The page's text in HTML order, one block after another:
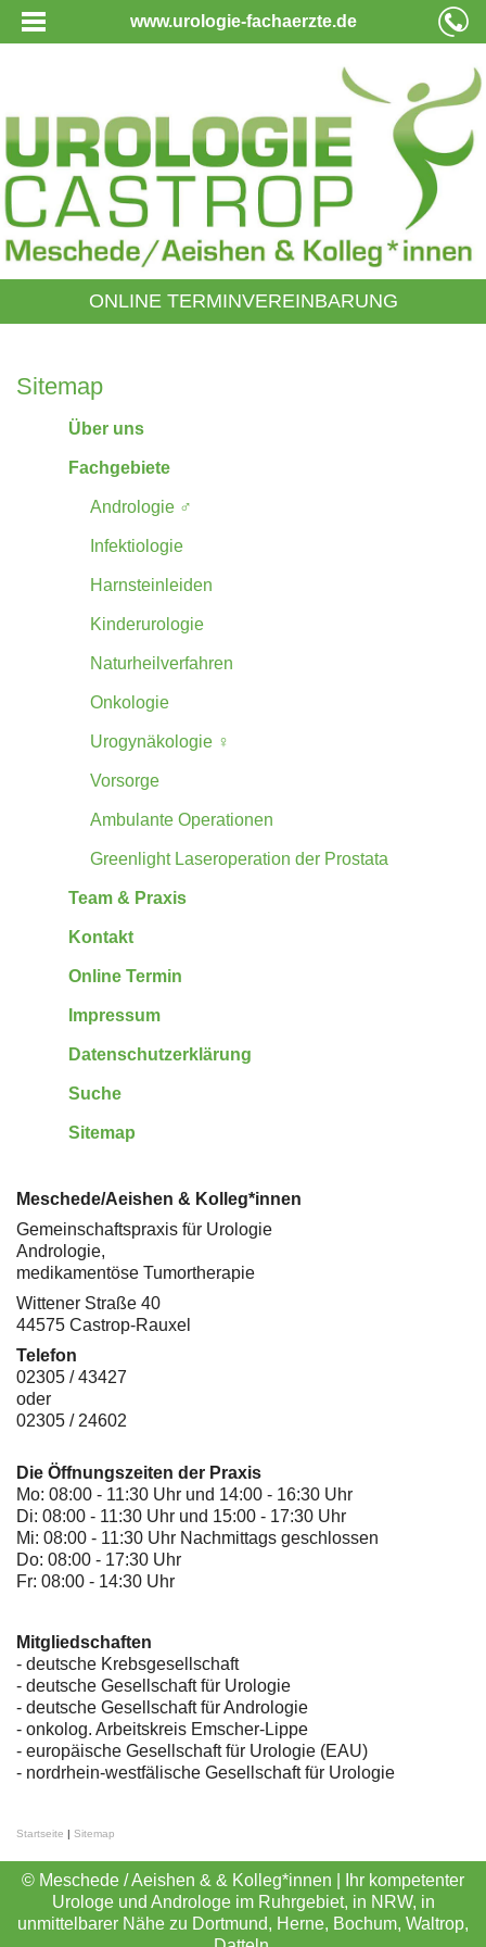
www.urologie-fachaerzte.de
ONLINE TERMINVEREINBARUNG
Sitemap
Über uns
Fachgebiete
Andrologie ♂
Infektiologie
Harnsteinleiden
Kinderurologie
Naturheilverfahren
Onkologie
Urogynäkologie ♀
Vorsorge
Ambulante Operationen
Greenlight Laseroperation der Prostata
Team & Praxis
Kontakt
Online Termin
Impressum
Datenschutzerklärung
Suche
Sitemap
Meschede/Aeishen & Kolleg*innen
Gemeinschaftspraxis für Urologie
Andrologie,
medikamentöse Tumortherapie
Wittener Straße 40
44575 Castrop-Rauxel
Telefon
02305 / 43427
oder
02305 / 24602
Die Öffnungszeiten der Praxis
Mo: 08:00 - 11:30 Uhr und 14:00 - 16:30 Uhr
Di: 08:00 - 11:30 Uhr und 15:00 - 17:30 Uhr
Mi: 08:00 - 11:30 Uhr Nachmittags geschlossen
Do: 08:00 - 17:30 Uhr
Fr: 08:00 - 14:30 Uhr
Mitgliedschaften
- deutsche Krebsgesellschaft
- deutsche Gesellschaft für Urologie
- deutsche Gesellschaft für Andrologie
- onkolog. Arbeitskreis Emscher-Lippe
- europäische Gesellschaft für Urologie (EAU)
- nordrhein-westfälische Gesellschaft für Urologie
Startseite | Sitemap
© Meschede / Aeishen & & Kolleg*innen | Ihr kompetenter
Urologe und Androloge im Ruhrgebiet, in NRW, in
unmittelbarer Nähe zu Dortmund, Herne, Bochum, Waltrop,